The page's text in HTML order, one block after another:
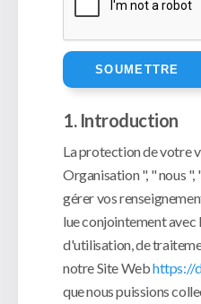
1. Introduction
La protection de votre
Organisation ", " nous
gérer vos
lue conjointement
d'utilisation, de
notre Site Webhttps://
que nous puissions